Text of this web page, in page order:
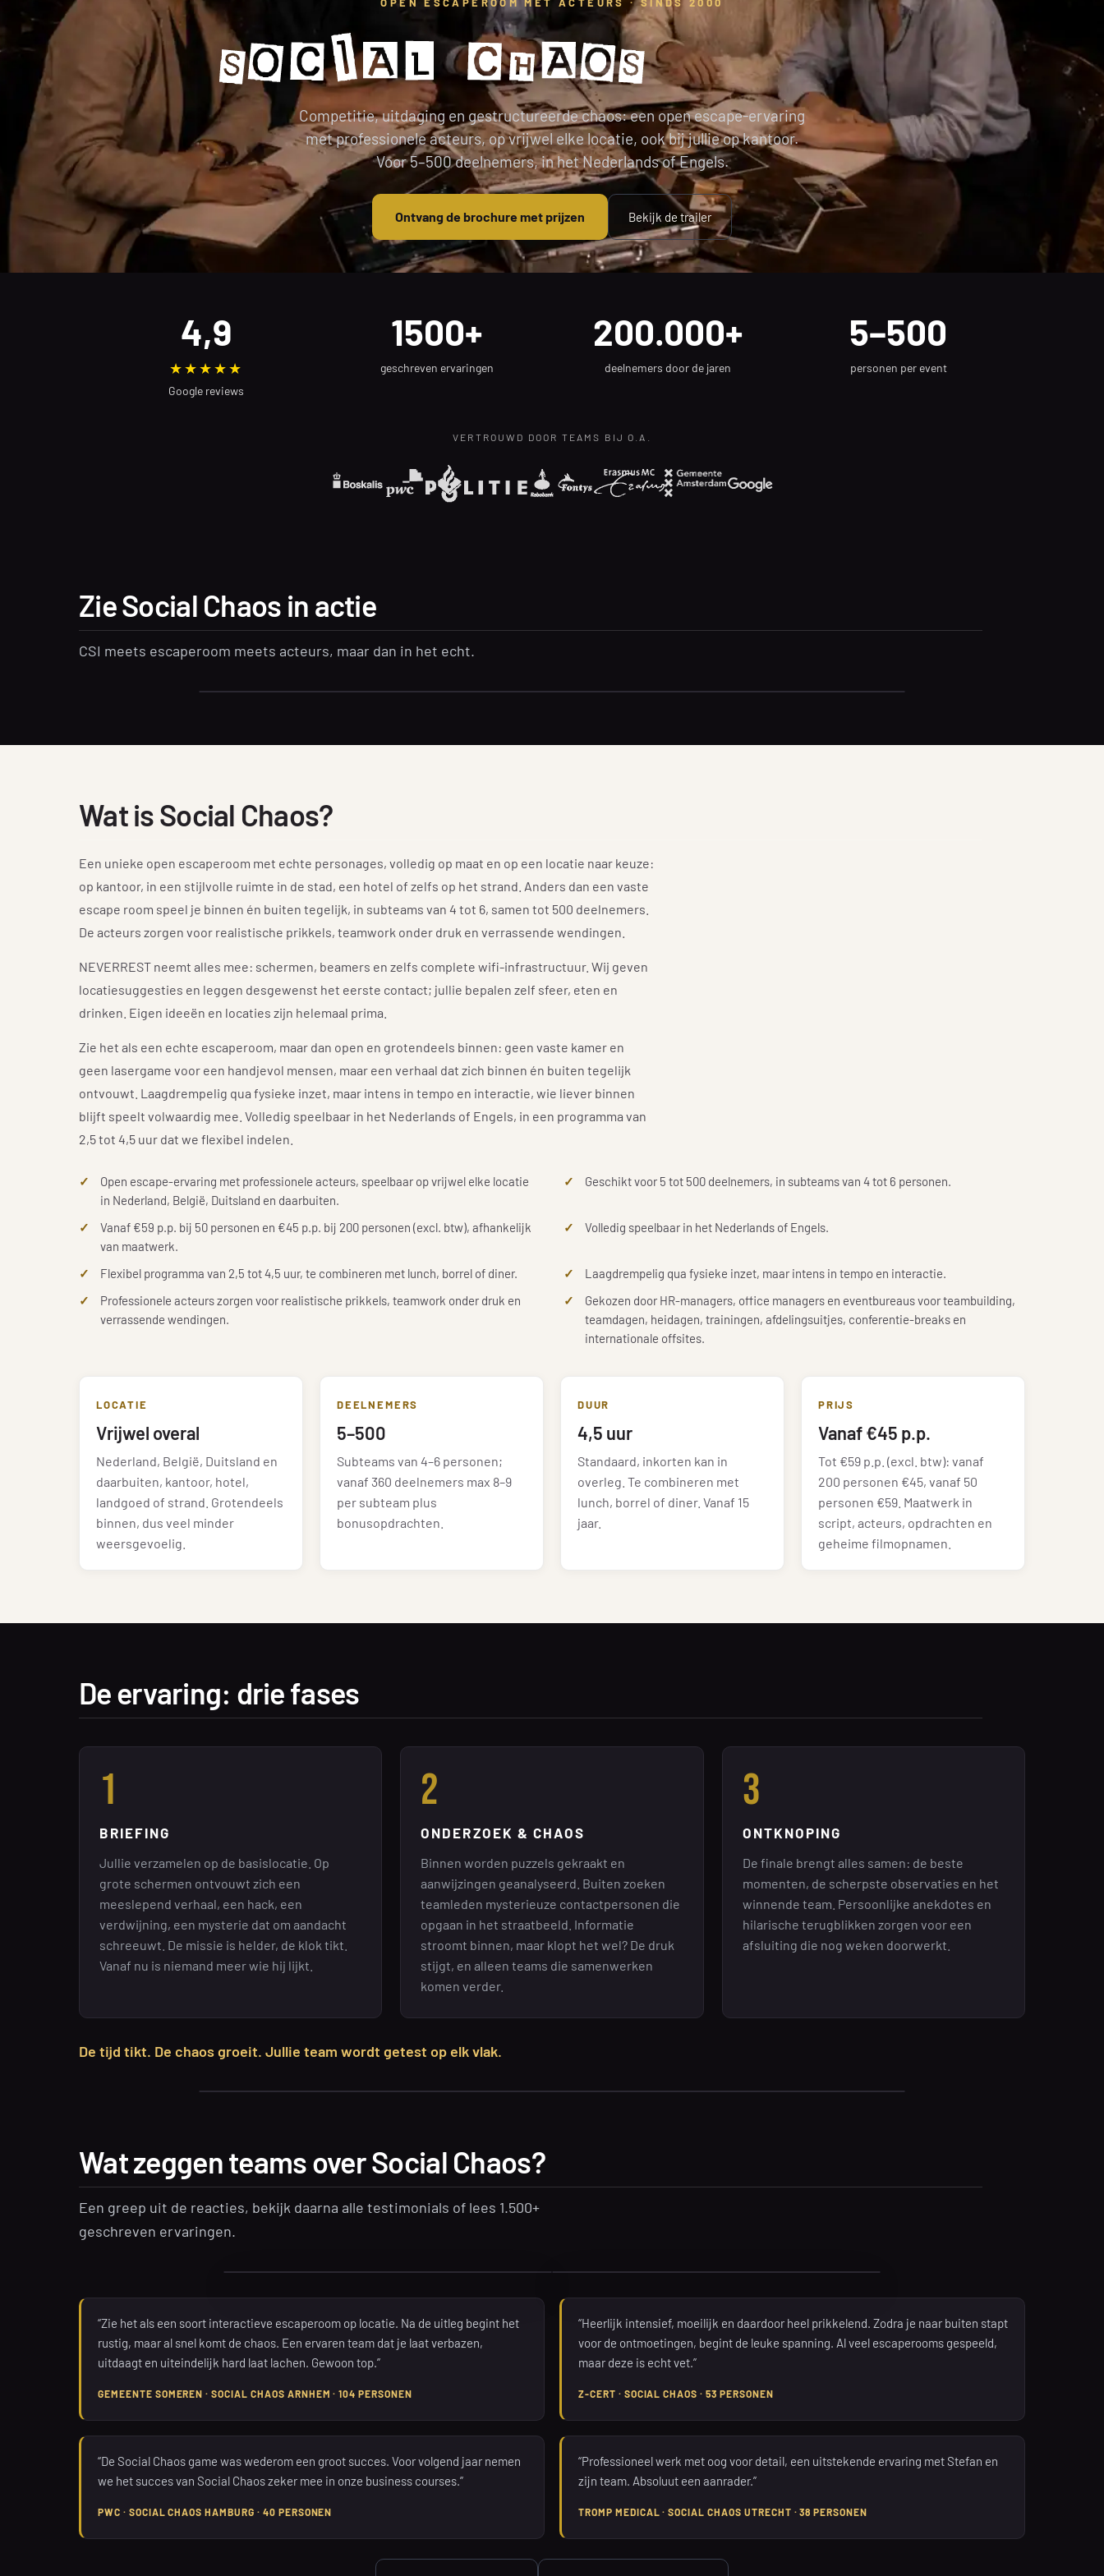
Social Chaos,
Competitie, uitdaging en gestructureerde chaos: een open escape-ervaring
met professionele acteurs, op vrijwel elke locatie, ook bij jullie op kantoor.
Voor 5–500 deelnemers, in het Nederlands of Engels.
Ontvang de brochure met prijzen Bekijk de trailer
4,9
★★★★★
Google reviews
1500+
geschreven ervaringen
200.000+
deelnemers door de jaren
5–500
personen per event
VERTROUWD DOOR TEAMS BIJ O.A.
Zie Social Chaos in actie
CSI meets escaperoom meets acteurs, maar dan in het echt.
Wat is Social Chaos?
Een unieke open escaperoom met echte personages, volledig op maat en op een locatie naar keuze:
op kantoor, in een stijlvolle ruimte in de stad, een hotel of zelfs op het strand. Anders dan een vaste
escape room speel je binnen én buiten tegelijk, in subteams van 4 tot 6, samen tot 500 deelnemers.
De acteurs zorgen voor realistische prikkels, teamwork onder druk en verrassende wendingen.
NEVERREST neemt alles mee: schermen, beamers en zelfs complete wifi-infrastructuur. Wij geven
locatiesuggesties en leggen desgewenst het eerste contact; jullie bepalen zelf sfeer, eten en
drinken. Eigen ideeën en locaties zijn helemaal prima.
Zie het als een echte escaperoom, maar dan open en grotendeels binnen: geen vaste kamer en
geen lasergame voor een handjevol mensen, maar een verhaal dat zich binnen én buiten tegelijk
ontvouwt. Laagdrempelig qua fysieke inzet, maar intens in tempo en interactie, wie liever binnen
blijft speelt volwaardig mee. Volledig speelbaar in het Nederlands of Engels, in een programma van
2,5 tot 4,5 uur dat we flexibel indelen.
Open escape-ervaring met professionele acteurs, speelbaar op vrijwel elke locatie
in Nederland, België, Duitsland en daarbuiten.
Geschikt voor 5 tot 500 deelnemers, in subteams van 4 tot 6 personen.
Vanaf €59 p.p. bij 50 personen en €45 p.p. bij 200 personen (excl. btw), afhankelijk
van maatwerk.
Volledig speelbaar in het Nederlands of Engels.
Flexibel programma van 2,5 tot 4,5 uur, te combineren met lunch, borrel of diner.
Laagdrempelig qua fysieke inzet, maar intens in tempo en interactie.
Professionele acteurs zorgen voor realistische prikkels, teamwork onder druk en
verrassende wendingen.
Gekozen door HR-managers, office managers en eventbureaus voor teambuilding,
teamdagen, heidagen, trainingen, afdelingsuitjes, conferentie-breaks en
internationale offsites.
LOCATIE
Vrijwel overal
Nederland, België, Duitsland en
daarbuiten, kantoor, hotel,
landgoed of strand. Grotendeels
binnen, dus veel minder
weersgevoelig.
DEELNEMERS
5–500
Subteams van 4–6 personen;
vanaf 360 deelnemers max 8–9
per subteam plus
bonusopdrachten.
DUUR
4,5 uur
Standaard, inkorten kan in
overleg. Te combineren met
lunch, borrel of diner. Vanaf 15
jaar.
PRIJS
Vanaf €45 p.p.
Tot €59 p.p. (excl. btw): vanaf
200 personen €45, vanaf 50
personen €59. Maatwerk in
script, acteurs, opdrachten en
geheime filmopnamen.
De ervaring: drie fases
1
BRIEFING
Jullie verzamelen op de basislocatie. Op
grote schermen ontvouwt zich een
meeslepend verhaal, een hack, een
verdwijning, een mysterie dat om aandacht
schreeuwt. De missie is helder, de klok tikt.
Vanaf nu is niemand meer wie hij lijkt.
2
ONDERZOEK & CHAOS
Binnen worden puzzels gekraakt en
aanwijzingen geanalyseerd. Buiten zoeken
teamleden mysterieuze contactpersonen die
opgaan in het straatbeeld. Informatie
stroomt binnen, maar klopt het wel? De druk
stijgt, en alleen teams die samenwerken
komen verder.
3
ONTKNOPING
De finale brengt alles samen: de beste
momenten, de scherpste observaties en het
winnende team. Persoonlijke anekdotes en
hilarische terugblikken zorgen voor een
afsluiting die nog weken doorwerkt.
De tijd tikt. De chaos groeit. Jullie team wordt getest op elk vlak.
Wat zeggen teams over Social Chaos?
Een greep uit de reacties, bekijk daarna alle testimonials of lees 1.500+
geschreven ervaringen.
“Zie het als een soort interactieve escaperoom op locatie. Na de uitleg begint het
rustig, maar al snel komt de chaos. Een ervaren team dat je laat verbazen,
uitdaagt en uiteindelijk hard laat lachen. Gewoon top.”
GEMEENTE SOMEREN · SOCIAL CHAOS ARNHEM · 104 PERSONEN
“Heerlijk intensief, moeilijk en daardoor heel prikkelend. Zodra je naar buiten stapt
voor de ontmoetingen, begint de leuke spanning. Al veel escaperooms gespeeld,
maar deze is echt vet.”
Z-CERT · SOCIAL CHAOS · 53 PERSONEN
“De Social Chaos game was wederom een groot succes. Voor volgend jaar nemen
we het succes van Social Chaos zeker mee in onze business courses.”
PWC · SOCIAL CHAOS HAMBURG · 40 PERSONEN
“Professioneel werk met oog voor detail, een uitstekende ervaring met Stefan en
zijn team. Absoluut een aanrader.”
TROMP MEDICAL · SOCIAL CHAOS UTRECHT · 38 PERSONEN